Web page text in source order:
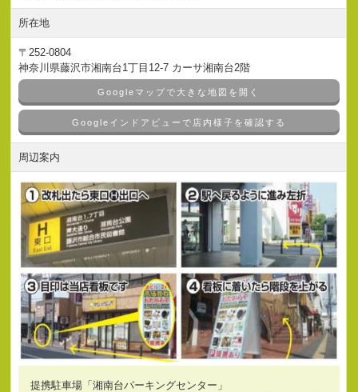
所在地
〒252-0804
神奈川県藤沢市湘南台1丁目12-7 カーサ湘南台2階
Googleマップで大きな地図を開く
Googleインドアビューで店内様子を確認する
周辺案内
提携駐車場「湘南台パーキングセンター」